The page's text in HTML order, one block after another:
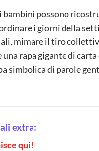
bambini possono
i giorni della
mimare il tiro
rapa gigante di carta
simbolica di parole
extra:
qui!